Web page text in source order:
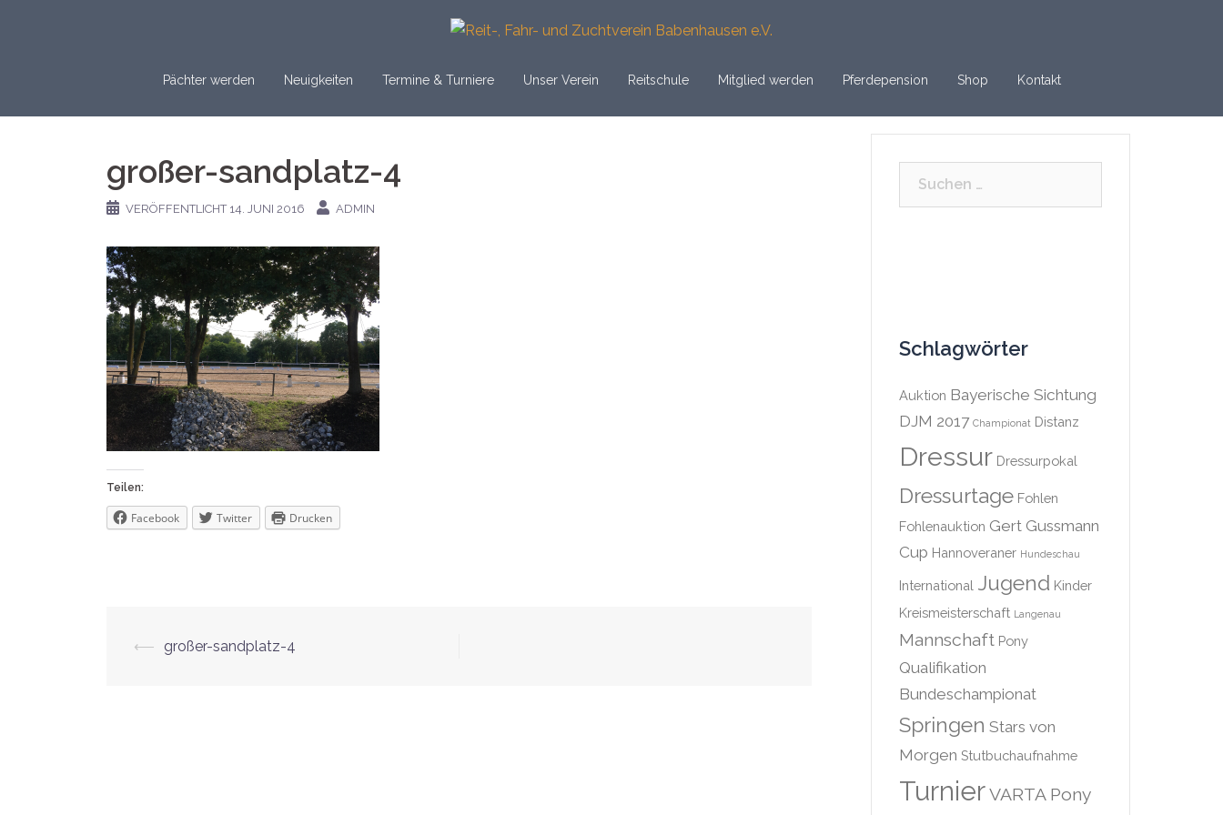
Pächter werden Neuigkeiten Termine & Turniere Unser Verein Reitschule Mitglied werden Pferdepension Shop Kontakt
großer-sandplatz-4
VERÖFFENTLICHT 14. JUNI 2016 ADMIN
Teilen:
Facebook Twitter Drucken
Beitrags-
⟵ großer-sandplatz-4
Schlagwörter
Auktion Bayerische Sichtung
DJM 2017 Championat Distanz
Dressur Dressurpokal
Dressurtage Fohlen
Fohlenauktion Gert Gussmann
Cup Hannoveraner Hundeschau
International Jugend Kinder
Kreismeisterschaft Langenau
Mannschaft Pony
Qualifikation
Bundeschampionat
Springen Stars von
Morgen Stutbuchaufnahme
TurnierVARTA Pony